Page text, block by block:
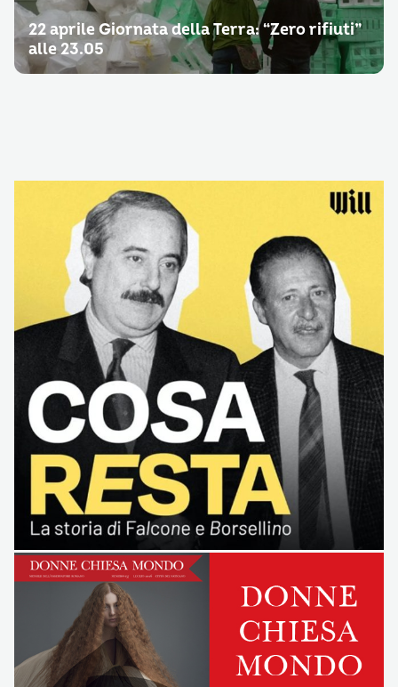
22 aprile Giornata della Terra: “Zero rifiuti”
alle 23.05